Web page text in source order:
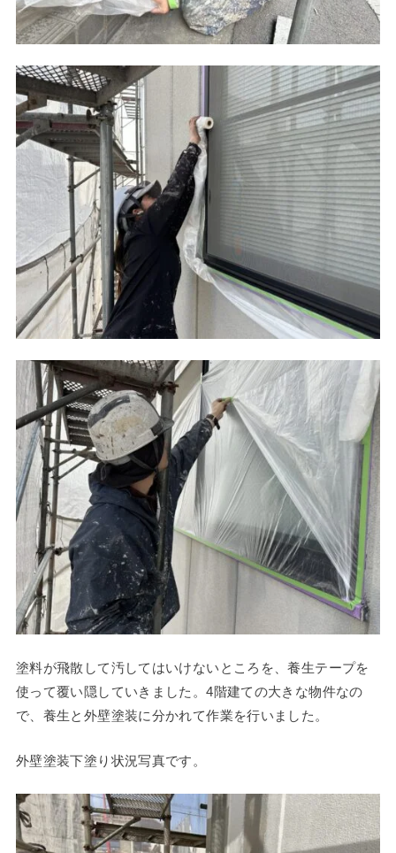
塗料が飛散して汚してはいけないところを、養生テープを
使って覆い隠していきました。4階建ての大きな物件なの
で、養生と外壁塗装に分かれて作業を行いました。
外壁塗装下塗り状況写真です。